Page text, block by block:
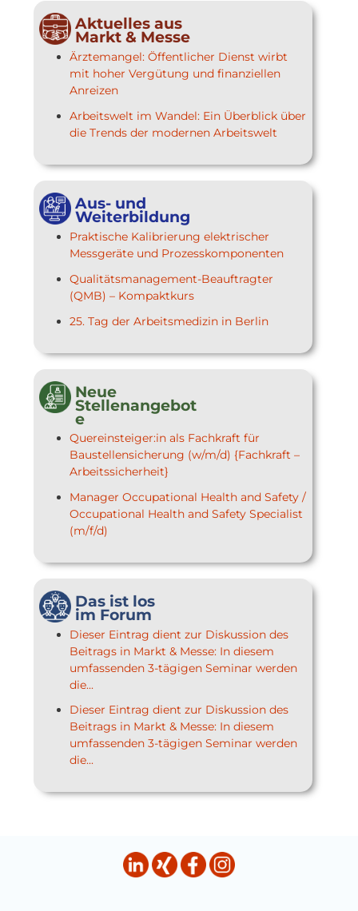
Aktuelles aus
Markt & Messe
Ärztemangel: Öffentlicher Dienst wirbt
mit hoher Vergütung und finanziellen
Anreizen
Arbeitswelt im Wandel: Ein Überblick über
die Trends der modernen Arbeitswelt
Aus- und
Weiterbildung
Praktische Kalibrierung elektrischer
Messgeräte und Prozesskomponenten
Qualitätsmanagement-Beauftragter
(QMB) – Kompaktkurs
25. Tag der Arbeitsmedizin in Berlin
Neue
Stellenangebot
e
Quereinsteiger:in als Fachkraft für
Baustellensicherung (w/m/d) {Fachkraft –
Arbeitssicherheit}
Manager Occupational Health and Safety /
Occupational Health and Safety Specialist
(m/f/d)
Das ist los
im Forum
Dieser Eintrag dient zur Diskussion des
Beitrags in Markt & Messe: In diesem
umfassenden 3-tägigen Seminar werden
die...
Dieser Eintrag dient zur Diskussion des
Beitrags in Markt & Messe: In diesem
umfassenden 3-tägigen Seminar werden
die...